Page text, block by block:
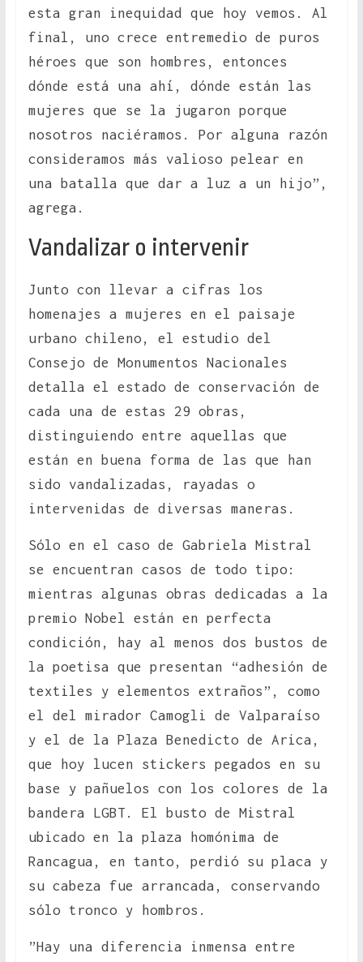
esta gran inequidad que hoy vemos. Al
final, uno crece entremedio de puros
héroes que son hombres, entonces
dónde está una ahí, dónde están las
mujeres que se la jugaron porque
nosotros naciéramos. Por alguna razón
consideramos más valioso pelear en
una batalla que dar a luz a un hijo”,
agrega.
Vandalizar o intervenir
Junto con llevar a cifras los
homenajes a mujeres en el paisaje
urbano chileno, el estudio del
Consejo de Monumentos Nacionales
detalla el estado de conservación de
cada una de estas 29 obras,
distinguiendo entre aquellas que
están en buena forma de las que han
sido vandalizadas, rayadas o
intervenidas de diversas maneras.
Sólo en el caso de Gabriela Mistral
se encuentran casos de todo tipo:
mientras algunas obras dedicadas a la
premio Nobel están en perfecta
condición, hay al menos dos bustos de
la poetisa que presentan “adhesión de
textiles y elementos extraños”, como
el del mirador Camogli de Valparaíso
y el de la Plaza Benedicto de Arica,
que hoy lucen stickers pegados en su
base y pañuelos con los colores de la
bandera LGBT. El busto de Mistral
ubicado en la plaza homónima de
Rancagua, en tanto, perdió su placa y
su cabeza fue arrancada, conservando
sólo tronco y hombros.
”Hay una diferencia inmensa entre